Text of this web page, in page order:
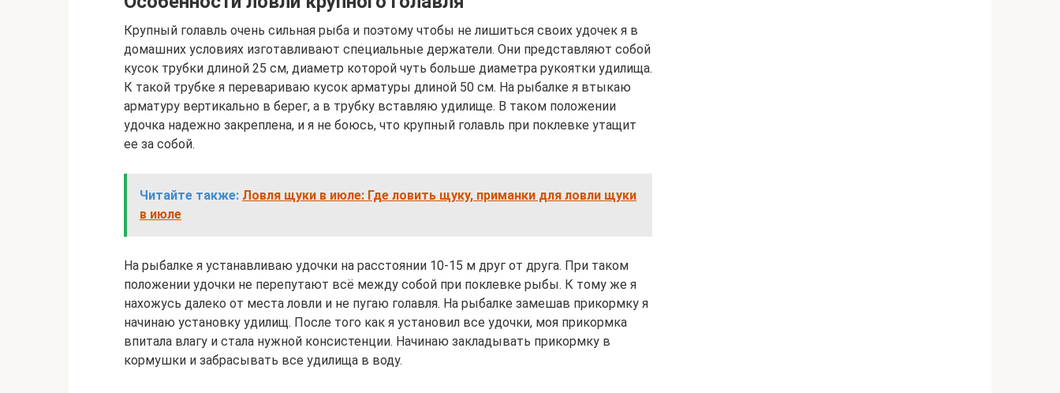
Крупный голавль очень сильная рыба и поэтому чтобы не лишиться своих удочек я в
домашних условиях изготавливают специальные держатели. Они представляют собой
кусок трубки длиной 25 см, диаметр которой чуть больше диаметра рукоятки удилища.
К такой трубке я перевариваю кусок арматуры длиной 50 см. На рыбалке я втыкаю
арматуру вертикально в берег, а в трубку вставляю удилище. В таком положении
удочка надежно закреплена, и я не боюсь, что крупный голавль при поклевке утащит
ее за собой.
Читайте также: Ловля щуки в июле: Где ловить щуку, приманки для ловли щуки
в июле
На рыбалке я устанавливаю удочки на расстоянии 10-15 м друг от друга. При таком
положении удочки не перепутают всё между собой при поклевке рыбы. К тому же я
нахожусь далеко от места ловли и не пугаю голавля. На рыбалке замешав прикормку я
начинаю установку удилищ. После того как я установил все удочки, моя прикормка
впитала влагу и стала нужной консистенции. Начинаю закладывать прикормку в
кормушки и забрасывать все удилища в воду.